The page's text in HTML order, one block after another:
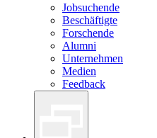
Jobsuchende
Beschäftigte
Forschende
Alumni
Unternehmen
Medien
Feedback